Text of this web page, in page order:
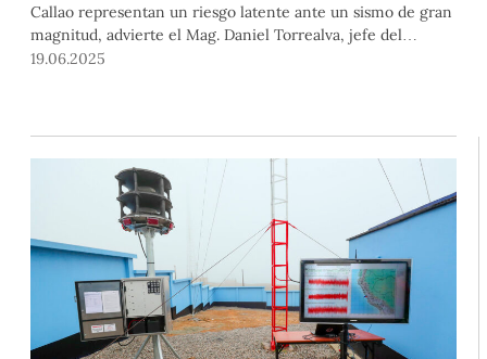
Callao representan un riesgo latente ante un sismo de gran
magnitud, advierte el Mag. Daniel Torrealva, jefe del
Laboratorio de Estructuras de la PUCP. Conoce qué acciones
19.06.2025